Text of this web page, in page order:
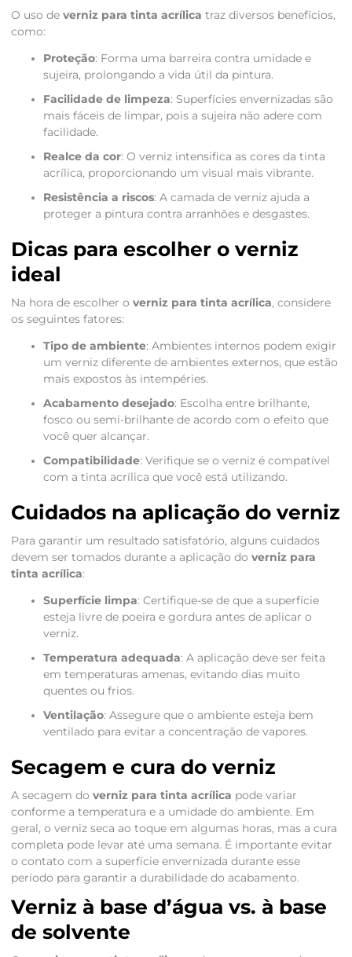
O uso de verniz para tinta acrílica traz diversos benefícios,
como:
Proteção: Forma uma barreira contra umidade e
sujeira, prolongando a vida útil da pintura.
Facilidade de limpeza: Superfícies envernizadas são
mais fáceis de limpar, pois a sujeira não adere com
facilidade.
Realce da cor: O verniz intensifica as cores da tinta
acrílica, proporcionando um visual mais vibrante.
Resistência a riscos: A camada de verniz ajuda a
proteger a pintura contra arranhões e desgastes.
Dicas para escolher o verniz
ideal
Na hora de escolher o verniz para tinta acrílica, considere
os seguintes fatores:
Tipo de ambiente: Ambientes internos podem exigir
um verniz diferente de ambientes externos, que estão
mais expostos às intempéries.
Acabamento desejado: Escolha entre brilhante,
fosco ou semi-brilhante de acordo com o efeito que
você quer alcançar.
Compatibilidade: Verifique se o verniz é compatível
com a tinta acrílica que você está utilizando.
Cuidados na aplicação do verniz
Para garantir um resultado satisfatório, alguns cuidados
devem ser tomados durante a aplicação do verniz para
tinta acrílica:
Superfície limpa: Certifique-se de que a superfície
esteja livre de poeira e gordura antes de aplicar o
verniz.
Temperatura adequada: A aplicação deve ser feita
em temperaturas amenas, evitando dias muito
quentes ou frios.
Ventilação: Assegure que o ambiente esteja bem
ventilado para evitar a concentração de vapores.
Secagem e cura do verniz
A secagem do verniz para tinta acrílica pode variar
conforme a temperatura e a umidade do ambiente. Em
geral, o verniz seca ao toque em algumas horas, mas a cura
completa pode levar até uma semana. É importante evitar
o contato com a superfície envernizada durante esse
período para garantir a durabilidade do acabamento.
Verniz à base d’água vs. à base
de solvente